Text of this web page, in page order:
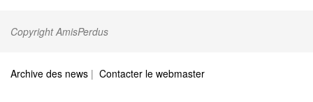
Copyright AmisPerdus
Archive des news | Contacter le webmaster